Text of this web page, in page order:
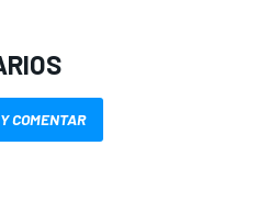
COMENTAR